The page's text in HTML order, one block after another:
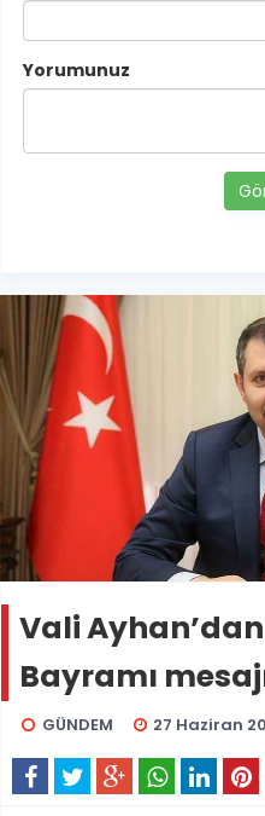
Yorumunuz
Vali
Bayramı
GÜNDEM 27 Haziran